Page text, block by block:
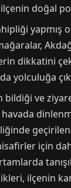
doğal
yapmış
dikkatini
yolculuğa
ve
için
ilçenin